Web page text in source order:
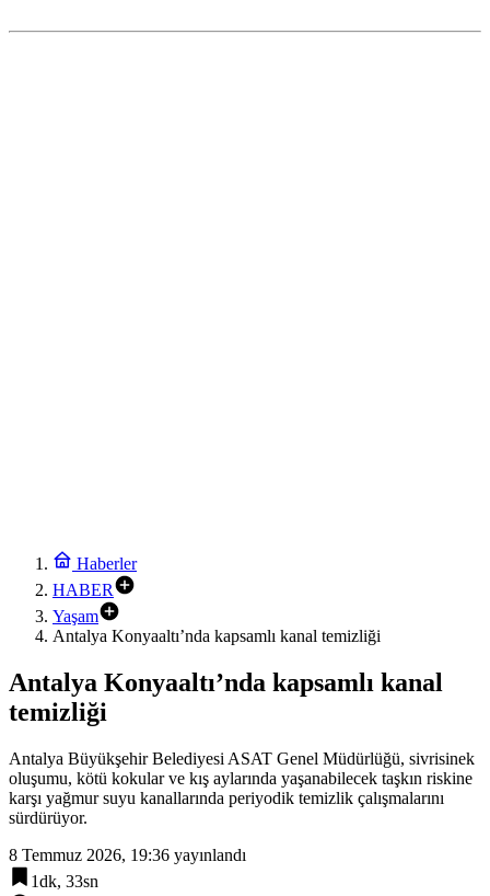
Haberler
HABER
Yaşam
Antalya Konyaaltı’nda kapsamlı kanal temizliği
Antalya Konyaaltı’nda kapsamlı kanal
temizliği
Antalya Büyükşehir Belediyesi ASAT Genel Müdürlüğü, sivrisinek
oluşumu, kötü kokular ve kış aylarında yaşanabilecek taşkın riskine
karşı yağmur suyu kanallarında periyodik temizlik çalışmalarını
sürdürüyor.
8 Temmuz 2026, 19:36 yayınlandı
1dk, 33sn